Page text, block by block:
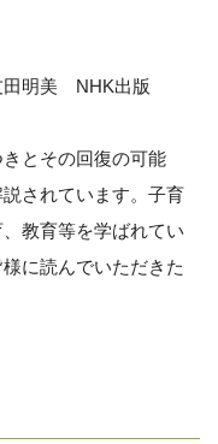
田明美 NHK出版
とその回復の可能
されています。子育
教育等を学ばれてい
に読んでいただきた